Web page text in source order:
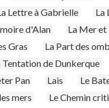
Lettre à Gabrielle
La
d'Alan La Mer et
Gras La Part des
Tentation de Dunkerque
Pan Lais Le
mers Le Chemin